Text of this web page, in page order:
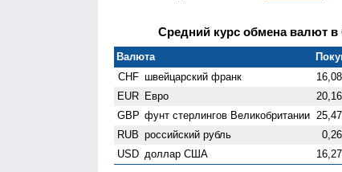
Средний курс обмена валют в
Валюта
CHF швейцарский франк
EUR Евро
GBP фунт стерлингов Велико­британии
RUB российский рубль
USD доллар США